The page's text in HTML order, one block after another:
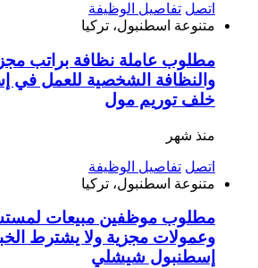
اتصل تفاصيل الوظيفة
متنوعة اسطنبول، تركيا
مطلوب عاملة نظافة براتب
والنظافة الشخصية للعمل في
خلف توريم مول
منذ شهر
اتصل تفاصيل الوظيفة
متنوعة اسطنبول، تركيا
مطلوب موظفين مبيعات
وعمولات مجزية ولا يشترط
إسطنبول شيشلي